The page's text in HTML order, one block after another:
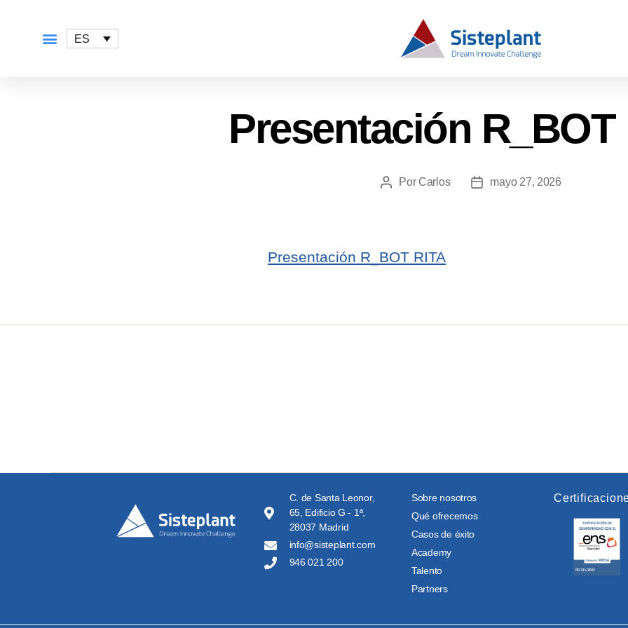
ES
Presentación R_BOT
Por Carlos mayo 27, 2026
Presentación R_BOT RITA
C. de Santa Leonor,
65, Edificio G - 1ª,
28037 Madrid
info@sisteplant.com
946 021 200
Sobre nosotros
Qué ofrecemos
Casos de éxito
Academy
Talento
Partners